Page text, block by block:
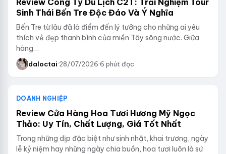
Sinh Thái Bến Tre Độc Đáo Và Ý Nghĩa
Bến Tre từ lâu đã là điểm đến lý tưởng cho những ai yêu
thích vẻ đẹp thanh bình của miền Tây sông nước. Giữa
hàng…
daloctai·28/07/2026·6 phút đọc
DOANH NGHIỆP
Review Cửa Hàng Hoa Tươi Hương Mỹ Ngọc
Thảo: Uy Tín, Chất Lượng, Giá Tốt Nhất
Trong những dịp đặc biệt như sinh nhật, khai trương, ngày
lễ kỷ niệm hay những ngày chia buồn, hoa tươi luôn là sứ